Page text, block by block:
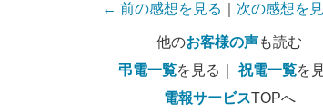
← 前の感想を見る 次の感想を
他のお客様の声も読む
弔電一覧を見る｜祝電一覧を
電報サービスTOPへ